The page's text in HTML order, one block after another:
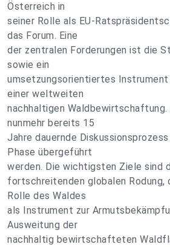
Österreich in
seiner Rolle als EU-
das Forum. Eine
der zentralen Forderungen ist die
sowie ein
umsetzungsorientiertes
einer weltweiten
nachhaltigen
nunmehr bereits 15
Jahre dauernde
Phase übergeführt
werden. Die wichtigsten Ziele sind
fortschreitenden globalen Rodung,
Rolle des Waldes
als Instrument zur
Ausweitung der
nachhaltig bewirtschafteten